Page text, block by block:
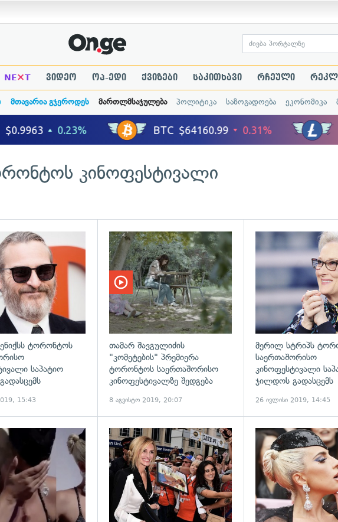
NE×T ვიდეო ოპ-ედი ქვიზები საკითხავი რჩეული
მთავარია გჯეროდეს მართლმსაჯულება პოლიტიკა საზოგადოება ეკონომიკა
კინოფესტივალი
გადახედვა
ტორონტოს
საპატიო
15:43
თამარ შავგულიძის
"კომეტების" პრემიერა
ტორონტოს საერთაშორისო
კინოფესტივალზე შედგება
8 აგვისტო 2019, 20:07
მერილ სტრიპს
საერთაშორისო
კინოფესტივალი
ჯილდოს გადასცემს
26 ივლისი 2019, 14:45
გადახედვა გადახედვა